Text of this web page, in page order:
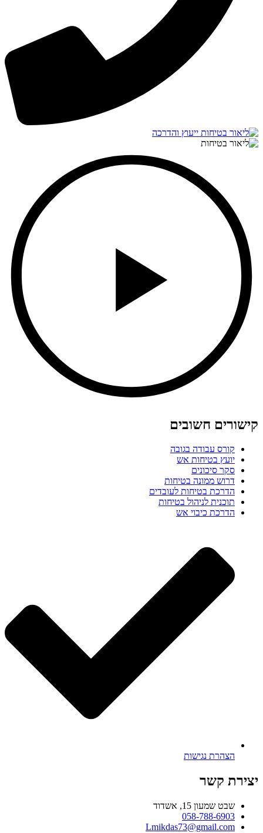
קישורים חשובים
קורס עבודה בגובה
יועץ בטיחות אש
סקר סיכונים
דרוש ממונה בטיחות
הדרכת בטיחות לעובדים
תוכנית לניהול בטיחות
הדרכת כיבוי אש
הצהרת נגישות
יצירת קשר
שבט שמעון 15, אשדוד
058-788-6903
Lmikdas73@gmail.com